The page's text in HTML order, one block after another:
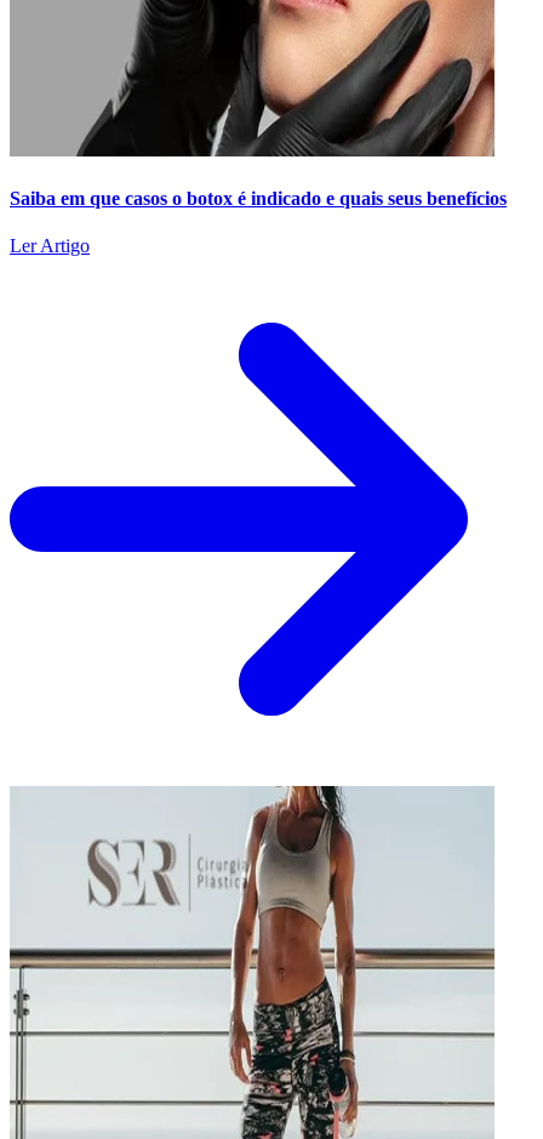
Saiba em que casos o botox é indicado e quais seus benefícios
Ler Artigo